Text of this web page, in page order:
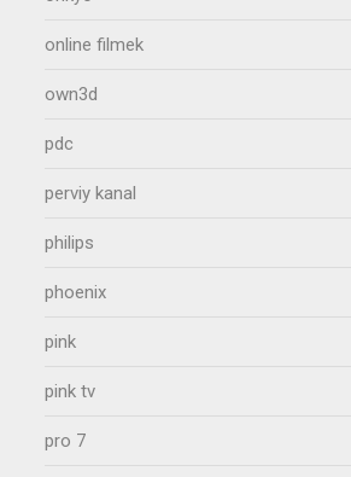
online filmek
own3d
pdc
perviy kanal
philips
phoenix
pink
pink tv
pro 7